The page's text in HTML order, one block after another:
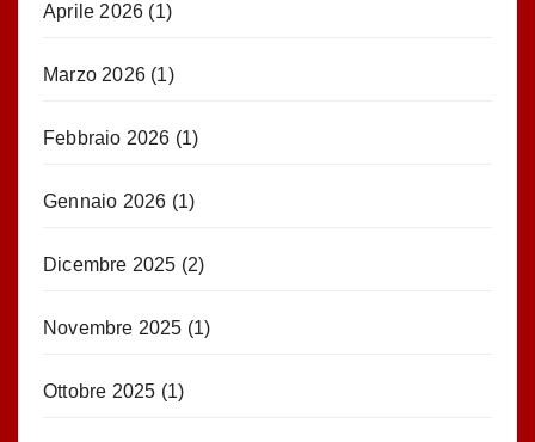
Aprile 2026 (1)
Marzo 2026 (1)
Febbraio 2026 (1)
Gennaio 2026 (1)
Dicembre 2025 (2)
Novembre 2025 (1)
Ottobre 2025 (1)